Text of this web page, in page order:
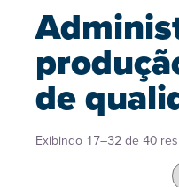
de
Exibindo 17–32 de 40